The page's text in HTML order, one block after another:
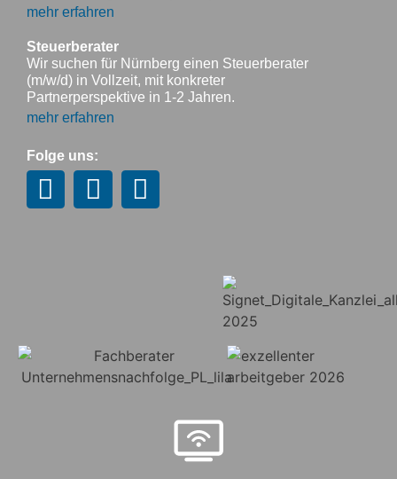
mehr erfahren
Steuerberater
Wir suchen für Nürnberg einen Steuerberater
(m/w/d) in Vollzeit, mit konkreter
Partnerperspektive in 1-2 Jahren.
mehr erfahren
Folge uns: